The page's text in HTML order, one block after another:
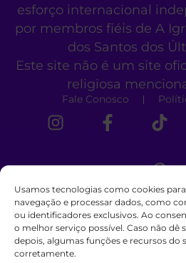
Usamos tecnologias como cookies
navegação e processar dados, como
ou identificadores exclusivos. Ao
o melhor serviço possível. Caso não
depois, algumas funções e recursos
corretamente.
esforço internacional
por membros fiéis de A
dos Santos dos
Este site não é um site
religiosa
Fale Conosco